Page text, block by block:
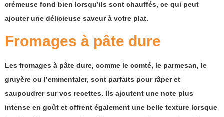
crémeuse fond bien lorsqu’ils sont chauffés, ce qui peut
ajouter une délicieuse saveur à votre plat.
Fromages à pâte dure
Les fromages à pâte dure, comme le comté, le parmesan, le
gruyère ou l’emmentaler, sont parfaits pour râper et
saupoudrer sur vos recettes. Ils ajoutent une note plus
intense en goût et offrent également une belle texture lorsque